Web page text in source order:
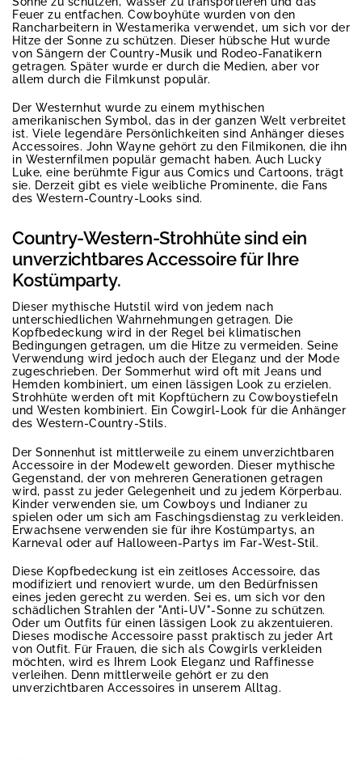
Feuer zu entfachen. Cowboyhüte wurden von den
Rancharbeitern in Westamerika verwendet, um sich vor der
Hitze der Sonne zu schützen. Dieser hübsche Hut wurde
von Sängern der Country-Musik und Rodeo-Fanatikern
getragen. Später wurde er durch die Medien, aber vor
allem durch die Filmkunst populär.
Der Westernhut wurde zu einem mythischen
amerikanischen Symbol, das in der ganzen Welt verbreitet
ist. Viele legendäre Persönlichkeiten sind Anhänger dieses
Accessoires. John Wayne gehört zu den Filmikonen, die ihn
in Westernfilmen populär gemacht haben. Auch Lucky
Luke, eine berühmte Figur aus Comics und Cartoons, trägt
sie. Derzeit gibt es viele weibliche Prominente, die Fans
des Western-Country-Looks sind.
Country-Western-Strohhüte sind ein
unverzichtbares Accessoire für Ihre
Kostümparty.
Dieser mythische Hutstil wird von jedem nach
unterschiedlichen Wahrnehmungen getragen. Die
Kopfbedeckung wird in der Regel bei klimatischen
Bedingungen getragen, um die Hitze zu vermeiden. Seine
Verwendung wird jedoch auch der Eleganz und der Mode
zugeschrieben. Der Sommerhut wird oft mit Jeans und
Hemden kombiniert, um einen lässigen Look zu erzielen.
Strohhüte werden oft mit Kopftüchern zu Cowboystiefeln
und Westen kombiniert. Ein Cowgirl-Look für die Anhänger
des Western-Country-Stils.
Der Sonnenhut ist mittlerweile zu einem unverzichtbaren
Accessoire in der Modewelt geworden. Dieser mythische
Gegenstand, der von mehreren Generationen getragen
wird, passt zu jeder Gelegenheit und zu jedem Körperbau.
Kinder verwenden sie, um Cowboys und Indianer zu
spielen oder um sich am Faschingsdienstag zu verkleiden.
Erwachsene verwenden sie für ihre Kostümpartys, an
Karneval oder auf Halloween-Partys im Far-West-Stil.
Diese Kopfbedeckung ist ein zeitloses Accessoire, das
modifiziert und renoviert wurde, um den Bedürfnissen
eines jeden gerecht zu werden. Sei es, um sich vor den
schädlichen Strahlen der "Anti-UV"-Sonne zu schützen.
Oder um Outfits für einen lässigen Look zu akzentuieren.
Dieses modische Accessoire passt praktisch zu jeder Art
von Outfit. Für Frauen, die sich als Cowgirls verkleiden
möchten, wird es Ihrem Look Eleganz und Raffinesse
verleihen. Denn mittlerweile gehört er zu den
unverzichtbaren Accessoires in unserem Alltag.